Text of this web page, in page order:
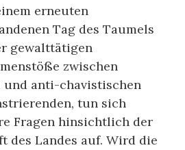
erneuten
Tag des Taumels
gewalttätigen
zwischen
und anti-chavistischen
tun sich
Fragen hinsichtlich der
des Landes auf. Wird die